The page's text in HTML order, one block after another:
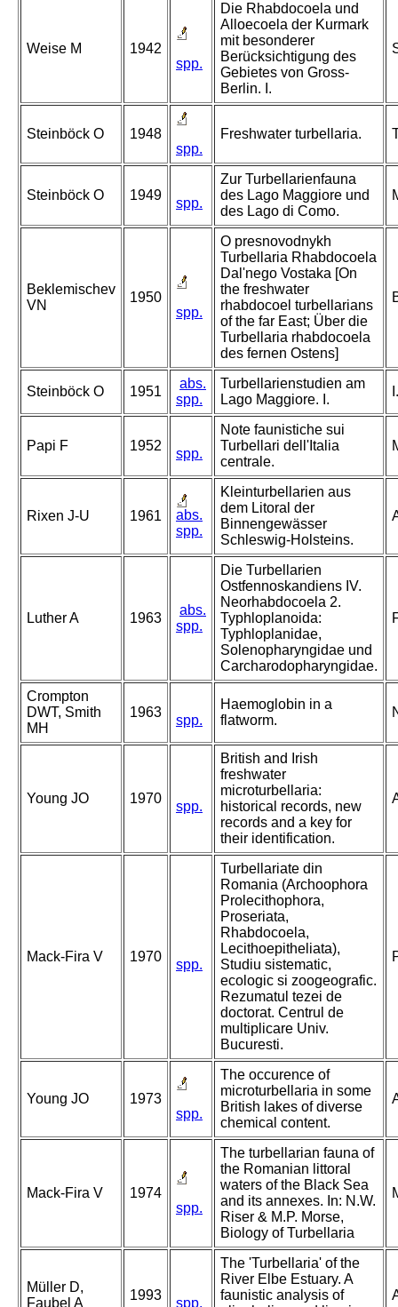
Weise M
1942
spp.
Die Rhabdocoela und
Alloecoela der Kurmark
mit besonderer
Berücksichtigung des
Gebietes von Gross-
Berlin. I.
Steinböck O
1948
spp.
Freshwater turbellaria.
Steinböck O 1949
spp.
Zur Turbellarienfauna
des Lago Maggiore und
des Lago di Como.
Beklemischev
VN
1950
spp.
O presnovodnykh
Turbellaria Rhabdocoela
Dal'nego Vostaka [On
the freshwater
rhabdocoel turbellarians
of the far East; Über die
Turbellaria rhabdocoela
des fernen Ostens]
Steinböck O 1951
abs.
spp.
Turbellarienstudien am
Lago Maggiore. I.
Papi F 1952
spp.
Note faunistiche sui
Turbellari dell'Italia
centrale.
Rixen J-U 1961
abs.
spp.
Kleinturbellarien aus
dem Litoral der
Binnengewässer
Schleswig-Holsteins.
Luther A 1963
abs.
spp.
Die Turbellarien
Ostfennoskandiens IV.
Neorhabdocoela 2.
Typhloplanoida:
Typhloplanidae,
Solenopharyngidae und
Carcharodopharyngidae.
Crompton
DWT, Smith
MH
1963
spp.
Haemoglobin in a
flatworm.
Young JO 1970
spp.
British and Irish
freshwater
microturbellaria:
historical records, new
records and a key for
their identification.
Mack-Fira V 1970
spp.
Turbellariate din
Romania (Archoophora
Prolecithophora,
Proseriata,
Rhabdocoela,
Lecithoepitheliata),
Studiu sistematic,
ecologic si zoogeografic.
Rezumatul tezei de
doctorat. Centrul de
multiplicare Univ.
Bucuresti.
Young JO
1973
spp.
The occurence of
microturbellaria in some
British lakes of diverse
chemical content.
Mack-Fira V
1974
spp.
The turbellarian fauna of
the Romanian littoral
waters of the Black Sea
and its annexes. In: N.W.
Riser & M.P. Morse,
Biology of Turbellaria
Müller D,
Faubel A
1993
spp.
The 'Turbellaria' of the
River Elbe Estuary. A
faunistic analysis of